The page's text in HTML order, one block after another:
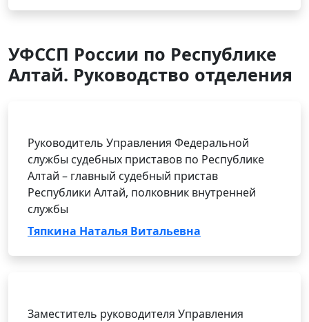
УФССП России по Республике
Алтай. Руководство отделения
Руководитель Управления Федеральной
службы судебных приставов по Республике
Алтай – главный судебный пристав
Республики Алтай, полковник внутренней
службы
Тяпкина Наталья Витальевна
Заместитель руководителя Управления